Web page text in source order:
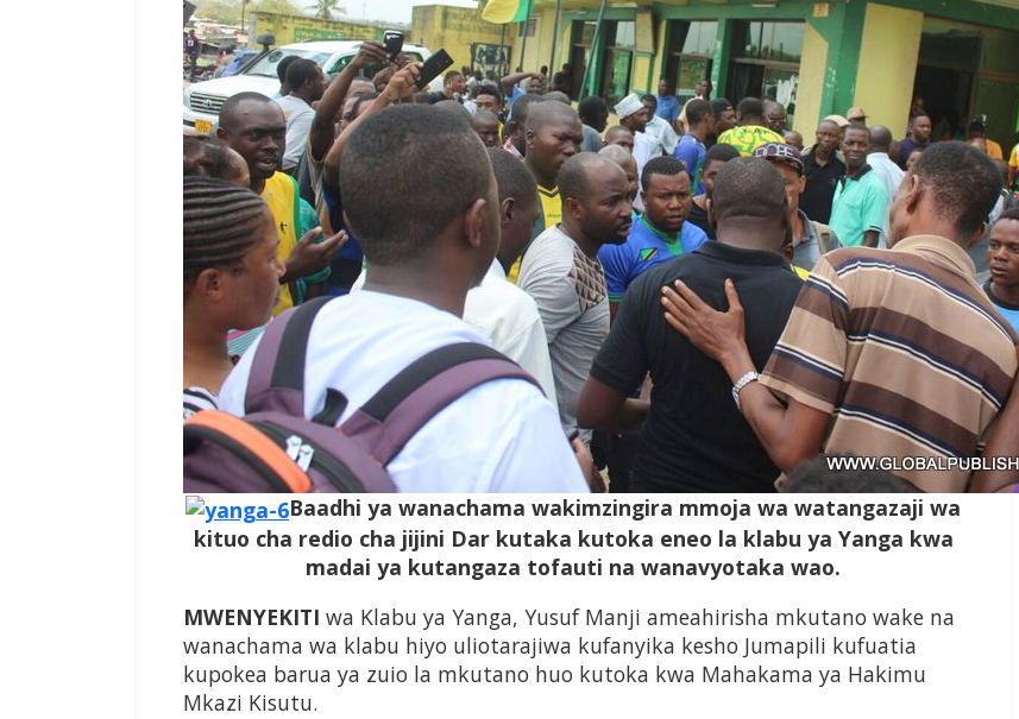
Baadhi ya wanachama wakimzingira mmoja wa watangazaji wa
kituo cha redio cha jijini Dar kutaka kutoka eneo la klabu ya Yanga kwa
madai ya kutangaza tofauti na wanavyotaka wao.
MWENYEKITI wa Klabu ya Yanga, Yusuf Manji ameahirisha mkutano wake na
wanachama wa klabu hiyo uliotarajiwa kufanyika kesho Jumapili kufuatia
kupokea barua ya zuio la mkutano huo kutoka kwa Mahakama ya Hakimu
Mkazi Kisutu.